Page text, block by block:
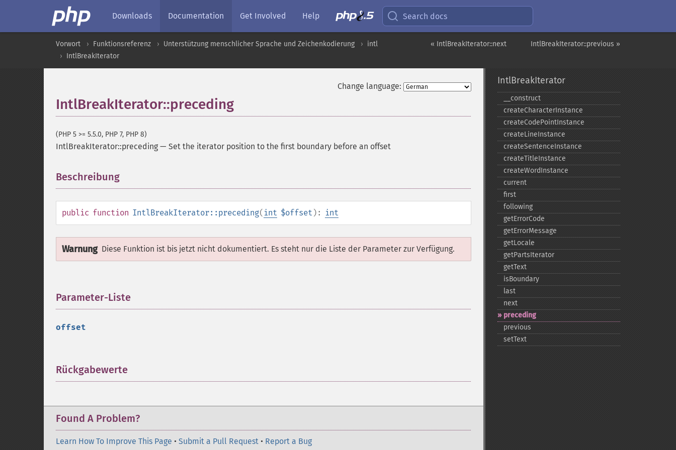
Downloads Documentation Get Involved Help Search docs
IntlBreakIterator::previous »
« IntlBreakIterator::next
Vorwort Funktionsreferenz Unterstützung menschlicher Sprache und Zeichenkodierung
intl
IntlBreakIterator
Change language:
IntlBreakIterator::preceding
(PHP 5 >= 5.5.0, PHP 7, PHP 8)
IntlBreakIterator::preceding — Set the iterator position to the first boundary before an offset
Beschreibung
public function IntlBreakIterator::preceding( int $offset ): int
Warnung Diese Funktion ist bis jetzt nicht dokumentiert. Es steht nur die Liste der Parameter zur Verfügung.
Parameter-Liste
offset
Rückgabewerte
Found A Problem?
Learn How To Improve This Page • Submit a Pull Request • Report a Bug
IntlBreakIterator
_​_​construct
createCharacterInstance
createCodePointInstance
createLineInstance
createSentenceInstance
createTitleInstance
createWordInstance
current
first
following
getErrorCode
getErrorMessage
getLocale
getPartsIterator
getText
isBoundary
last
next
preceding
previous
setText